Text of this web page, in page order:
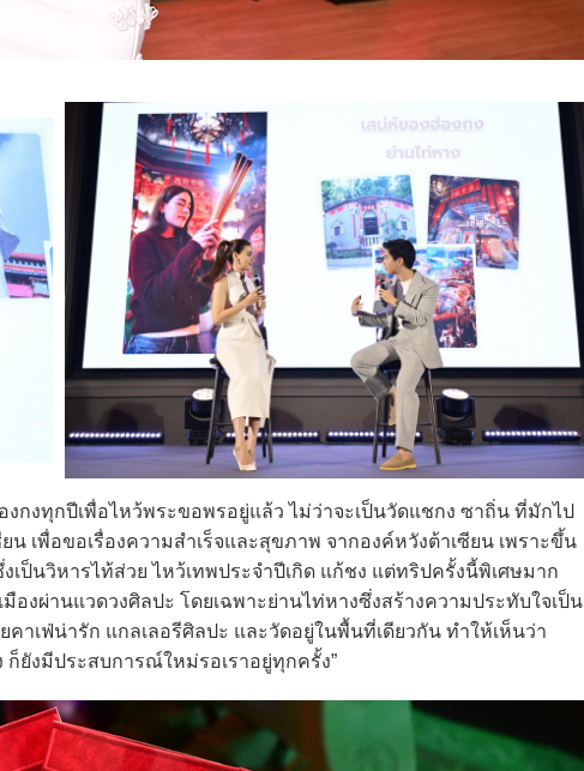
งกงทุกปีเพื่อไหว้พระขอพรอยู่แล้ว ไม่ว่าจะเป็นวัดแชกง ซาถิ่น ที่มักไป
เพื่อขอเรื่องความสำเร็จและสุขภาพ จากองค์หวังต้าเซียน เพราะขึ้น
ป็นวิหารไท้ส่วย ไหว้เทพประจำปีเกิด แก้ชง แต่ทริปครั้งนี้พิเศษมาก
งผ่านแวดวงศิลปะ โดยเฉพาะย่านไท่หางซึ่งสร้างความประทับใจเป็น
คาเฟ่น่ารัก แกลเลอรีศิลปะ และวัดอยู่ในพื้นที่เดียวกัน ทำให้เห็นว่า
ยังมีประสบการณ์ใหม่รอเราอยู่ทุกครั้ง”